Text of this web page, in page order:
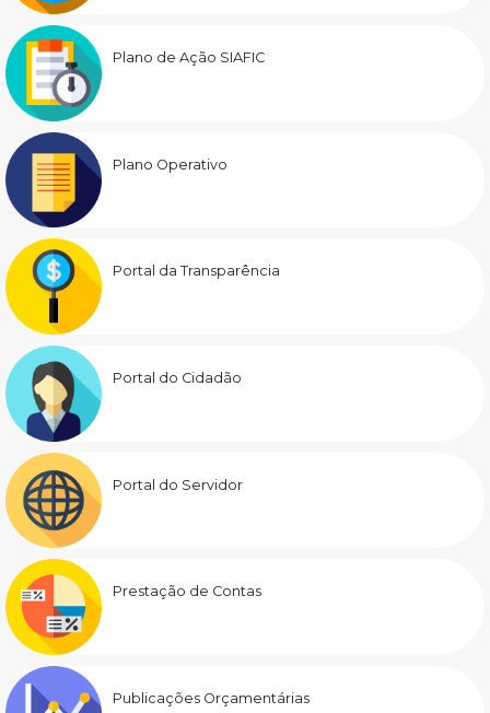
Plano de Ação SIAFIC
Plano Operativo
Portal da Transparência
Portal do Cidadão
Portal do Servidor
Prestação de Contas
Publicações Orçamentárias